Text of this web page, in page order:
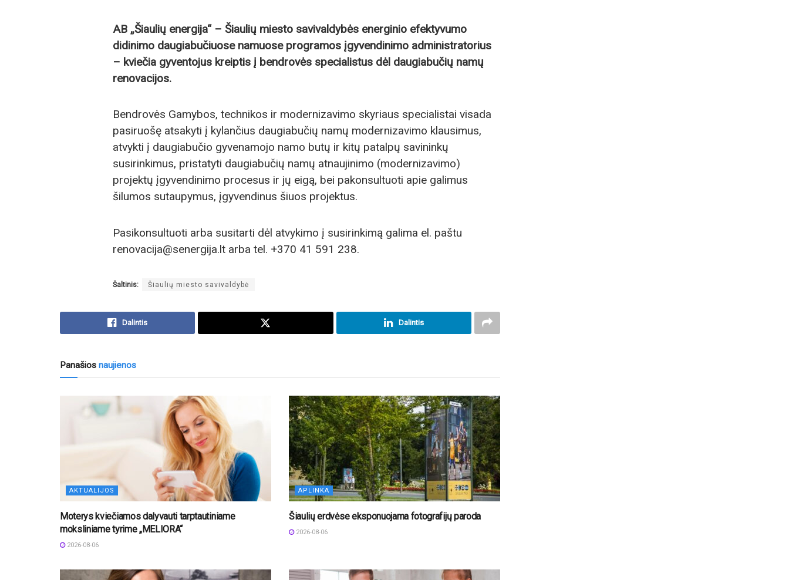
AB „Šiaulių energija“ – Šiaulių miesto savivaldybės energinio efektyvumo
didinimo daugiabučiuose namuose programos įgyvendinimo administratorius
– kviečia gyventojus kreiptis į bendrovės specialistus dėl daugiabučių namų
renovacijos.
Bendrovės Gamybos, technikos ir modernizavimo skyriaus specialistai visada
pasiruošę atsakyti į kylančius daugiabučių namų modernizavimo klausimus,
atvykti į daugiabučio gyvenamojo namo butų ir kitų patalpų savininkų
susirinkimus, pristatyti daugiabučių namų atnaujinimo (modernizavimo)
projektų įgyvendinimo procesus ir jų eigą, bei pakonsultuoti apie galimus
šilumos sutaupymus, įgyvendinus šiuos projektus.
Pasikonsultuoti arba susitarti dėl atvykimo į susirinkimą galima el. paštu
renovacija@senergija.lt arba tel. +370 41 591 238.
Šaltinis: Šiaulių miesto savivaldybė
Dalintis Dalintis
Panašios naujienos
AKTUALIJOS
Moterys kviečiamos dalyvauti tarptautiniame
moksliniame tyrime „MELIORA“
2026-08-06
APLINKA
Šiaulių erdvėse eksponuojama fotografijų paroda
2026-08-06